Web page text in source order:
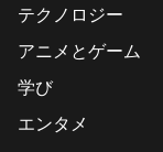
テクノロジー
アニメとゲーム
学び
エンタメ